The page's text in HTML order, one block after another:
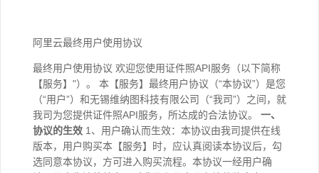
阿里云最终用户使用协议
最终用户使用协议 欢迎您使用证件照API服务（以下简称
【服务】"）。 本【服务】最终用户协议（“本协议”）是您
（“用户”）和无锡维纳图科技有限公司（“我司”）之间，就
我司为您提供证件照API服务，所达成的合法协议。 一、
协议的生效 1、用户确认而生效：本协议由我司提供在线
版本，用户购买本【服务】时，应认真阅读本协议后，勾
选同意本协议，方可进入购买流程。本协议一经用户确